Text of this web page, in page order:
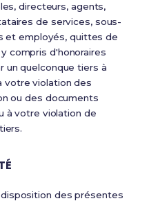
directeurs, agents,
de services, sous-
et employés, quittes de
compris d'honoraires
un quelconque tiers à
votre violation des
ou des documents
à votre violation de
des présentes